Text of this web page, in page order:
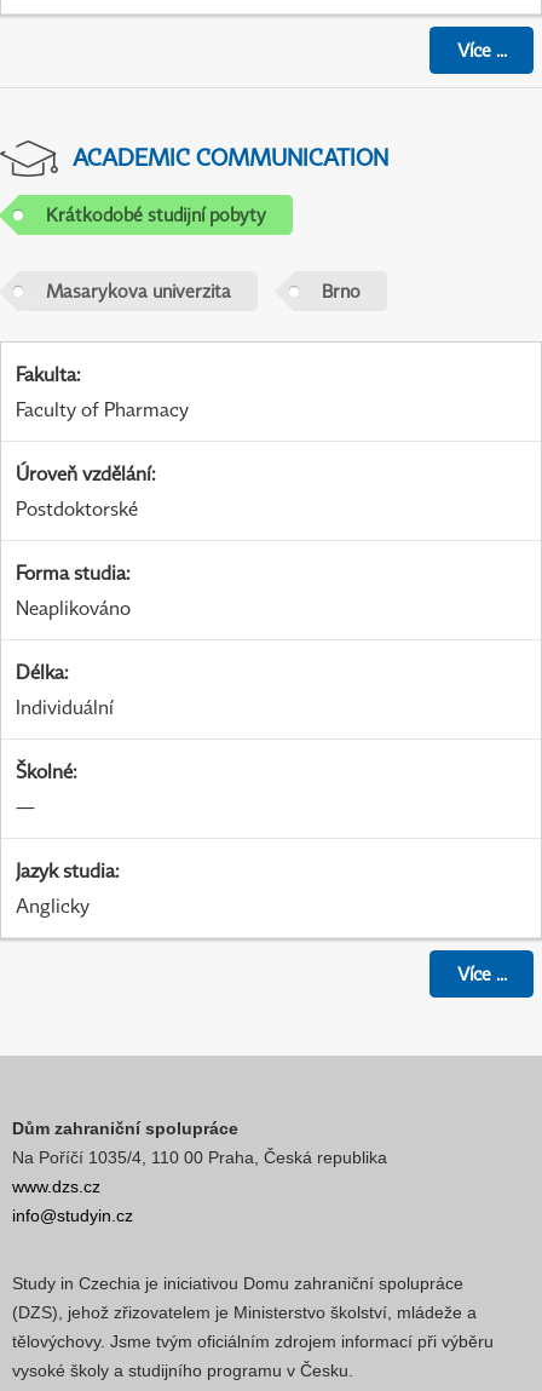
Více...
ACADEMIC COMMUNICATION
Krátkodobé studijní pobyty
Masarykova univerzita Brno
Fakulta:
Faculty of Pharmacy
Úroveň vzdělání:
Postdoktorské
Forma studia:
Neaplikováno
Délka:
Individuální
Školné:
—
Jazyk studia:
Anglicky
Více...
Dům zahraniční spolupráce
Na Poříčí 1035/4, 110 00 Praha, Česká republika
www.dzs.cz
info@studyin.cz
Study in Czechia je iniciativou Domu zahraniční spolupráce
(DZS), jehož zřizovatelem je Ministerstvo školství, mládeže a
tělovýchovy. Jsme tvým oficiálním zdrojem informací při výběru
vysoké školy a studijního programu v Česku.